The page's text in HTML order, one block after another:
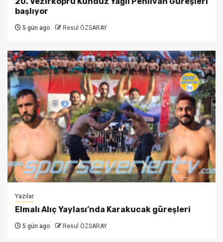
başlıyor
5 gün ago Resul ÖZSARAY
Yazılar
Elmalı Alıç Yaylası’nda Karakucak güreşleri
5 gün ago Resul ÖZSARAY